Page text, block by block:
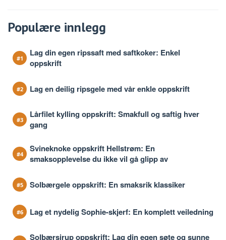
Populære innlegg
Lag din egen ripssaft med saftkoker: Enkel
oppskrift
Lag en deilig ripsgele med vår enkle oppskrift
Lårfilet kylling oppskrift: Smakfull og saftig hver
gang
Svineknoke oppskrift Hellstrøm: En
smaksopplevelse du ikke vil gå glipp av
Solbærgele oppskrift: En smaksrik klassiker
Lag et nydelig Sophie-skjerf: En komplett veiledning
Solbærsirup oppskrift: Lag din egen søte og sunne